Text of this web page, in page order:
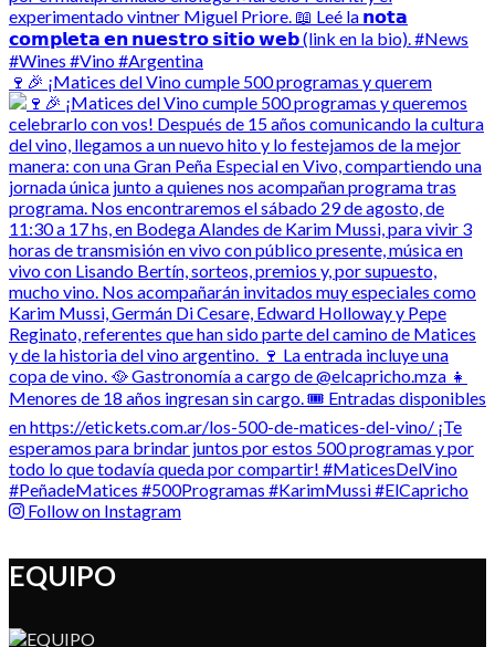
🍷🎉 ¡Matices del Vino cumple 500 programas y querem
Follow on Instagram
EQUIPO